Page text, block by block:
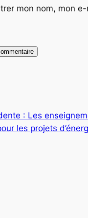
mon nom, mon
: Les
les projets